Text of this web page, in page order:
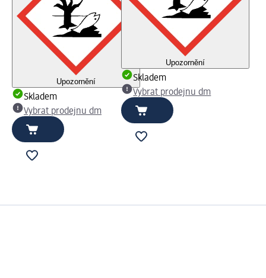
Upozornění
Skladem
Vybrat prodejnu dm
Upozornění
Skladem
Vybrat prodejnu dm